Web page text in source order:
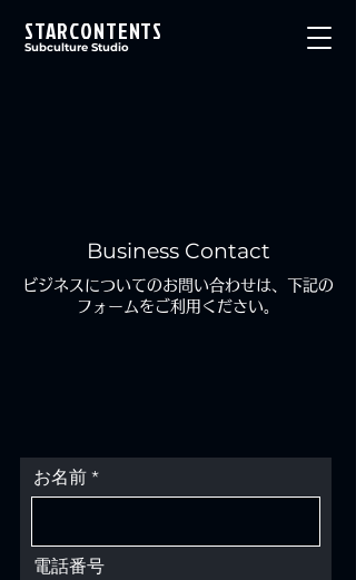
STARCONTENTS
Subculture Studio
Business Contact
ビジネスについてのお問い合わせは、下記の
フォームをご利用ください。
お名前
電話番号